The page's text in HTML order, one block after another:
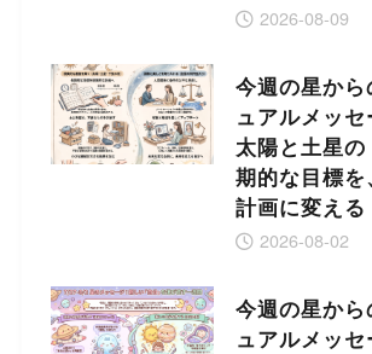
2026-08-09
今週の星か
ュアルメッセ
太陽と土星
期的な目標
計画に変える
2026-08-02
今週の星か
ュアルメッ